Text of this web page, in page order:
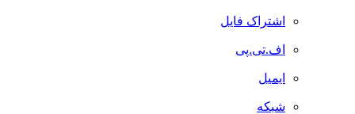
اشتراک فایل
اف.تی.پی
ایمیل
شبکه